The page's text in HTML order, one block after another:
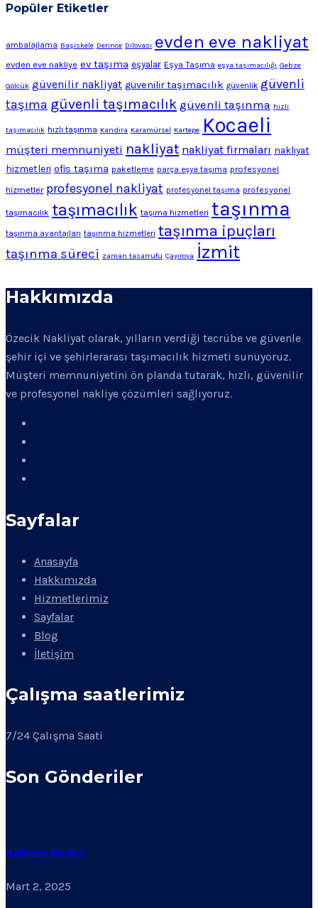
Popüler Etiketler
ambalajlama Başiskele Derince Dilovası evden eve nakliyat
evden eve nakliye ev taşıma eşyalar Eşya Taşıma eşya taşımacılığı Gebze
Gölcük güvenilir nakliyat güvenilir taşımacılık güvenlik güvenli
taşıma güvenli taşımacılık güvenli taşınma hızlı
taşımacılık hızlı taşınma Kandıra Karamürsel Kartepe Kocaeli
müşteri memnuniyeti nakliyat nakliyat firmaları nakliyat
hizmetleri ofis taşıma paketleme parça eşya taşıma profesyonel
hizmetler profesyonel nakliyat profesyonel taşıma profesyonel
taşımacılık taşımacılık taşıma hizmetleri taşınma
taşınma avantajları taşınma hizmetleri taşınma ipuçları
taşınma süreci zaman tasarrufu Çayırova İzmit
Hakkımızda
Özecik Nakliyat olarak, yılların verdiği tecrübe ve güvenle
şehir içi ve şehirlerarası taşımacılık hizmeti sunuyoruz.
Müşteri memnuniyetini ön planda tutarak, hızlı, güvenilir
ve profesyonel nakliye çözümleri sağlıyoruz.
Sayfalar
Anasayfa
Hakkımızda
Hizmetlerimiz
Sayfalar
Blog
İletişim
Çalışma saatlerimiz
7/24 Çalışma Saati
Son Gönderiler
Nakliyat Nedir?
Mart 2, 2025